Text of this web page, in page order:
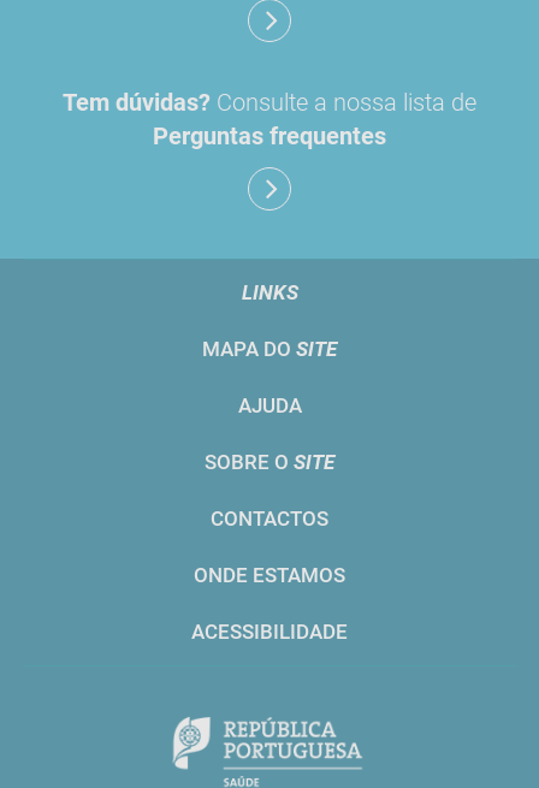
Tem dúvidas? Consulte a nossa lista de
Perguntas frequentes
LINKS
MAPA DO SITE
AJUDA
SOBRE O SITE
CONTACTOS
ONDE ESTAMOS
ACESSIBILIDADE